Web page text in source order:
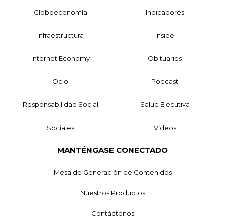
Globoeconomía Indicadores
Infraestructura Inside
Internet Economy Obituarios
Ocio Podcast
Responsabilidad Social Salud Ejecutiva
Sociales Videos
MANTÉNGASE CONECTADO
Mesa de Generación de Contenidos
Nuestros Productos
Contáctenos